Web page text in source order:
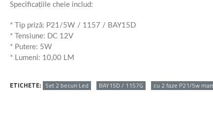
Specificațiile cheie includ:
* Tip priză: P21/5W / 1157 / BAY15D
* Tensiune: DC 12V
* Putere: 5W
* Lumeni: 10,00 LM
ETICHETE: Set 2 becuri Led BAY15D / 1157G cu 2 faze P21/5w